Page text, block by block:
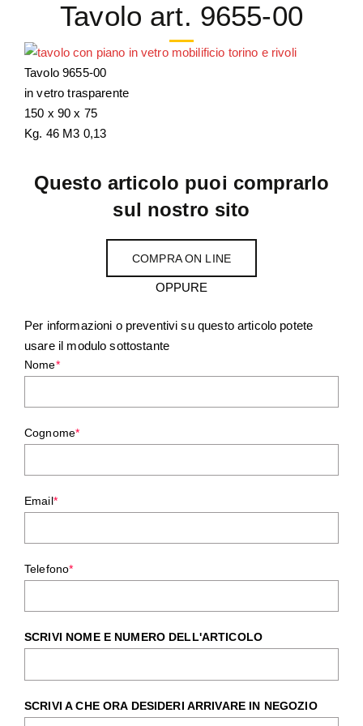
Tavolo art. 9655-00
Tavolo 9655-00
in vetro trasparente
150 x 90 x 75
Kg. 46 M3 0,13
Questo articolo puoi comprarlo
sul nostro sito
COMPRA ON LINE
OPPURE
Per informazioni o preventivi su questo articolo potete
usare il modulo sottostante
Nome*
Cognome*
Email*
Telefono*
SCRIVI NOME E NUMERO DELL'ARTICOLO
SCRIVI A CHE ORA DESIDERI ARRIVARE IN NEGOZIO